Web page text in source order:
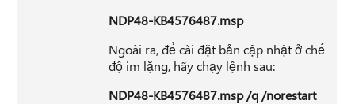
NDP48-KB4576487.msp
Ngoài ra, để cài đặt bản cập nhật ở chế
độ im lặng, hãy chạy lệnh sau:
NDP48-KB4576487.msp /q /norestart